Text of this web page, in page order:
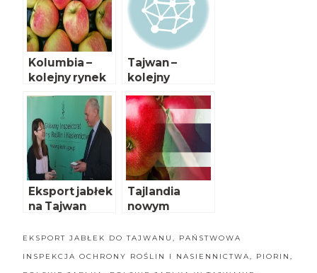
Kolumbia –
kolejny rynek
dla polskich
jabłek już
otwarty
Tajwan –
kolejny
kierunek
eksportu
polskich
jabłek?
Eksport jabłek
na Tajwan
Tajlandia
nowym
eksportu
polskich
EKSPORT JABŁEK DO TAJWANU, PAŃSTWOWA
INSPEKCJA OCHRONY ROŚLIN I NASIENNICTWA, PIORIN,